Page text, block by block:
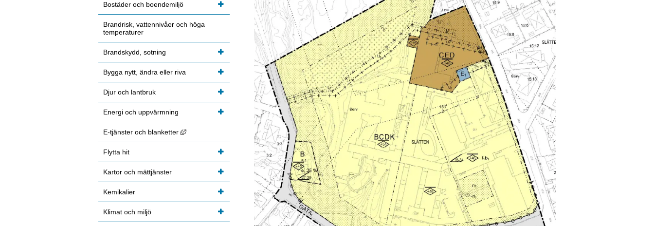
Bostäder och boendemiljö
Brandrisk, vattennivåer och höga
temperaturer
Brandskydd, sotning
Bygga nytt, ändra eller riva
Djur och lantbruk
Energi och uppvärmning
E-tjänster och blanketter Länk till annan webbplats, öppnas i nytt fönster.
Flytta hit
Kartor och mättjänster
Kemikalier
Klimat och miljö